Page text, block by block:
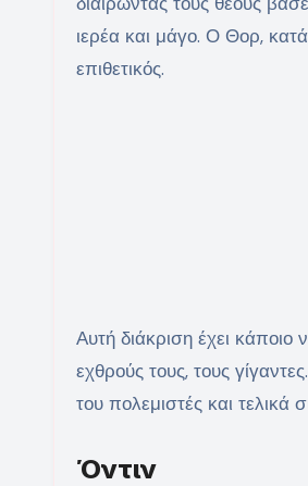
ιερέα και μάγο. Ο Θορ,
επιθετικός.
Αυτή διάκριση έχει
εχθρούς τους, τους
του πολεμιστές και
Όντιν